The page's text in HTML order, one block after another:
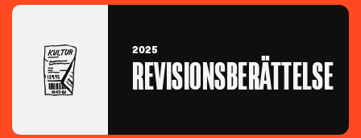
2025
REVISIONSBERÄTTELSE